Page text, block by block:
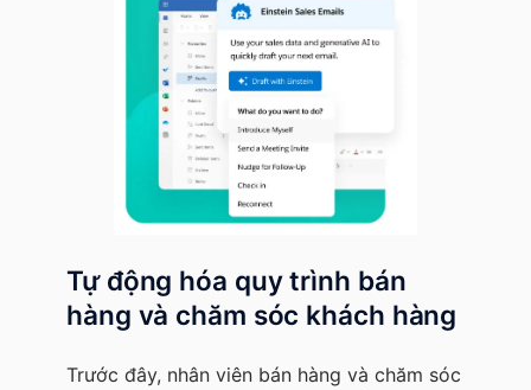
Tự động hóa quy trình bán
hàng và chăm sóc khách hàng
Trước đây, nhân viên bán hàng và chăm sóc